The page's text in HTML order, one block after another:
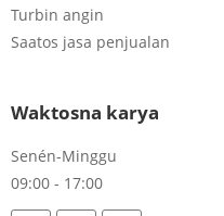
Turbin angin
Saatos jasa penjualan
Waktosna karya
Senén-Minggu
09:00 - 17:00